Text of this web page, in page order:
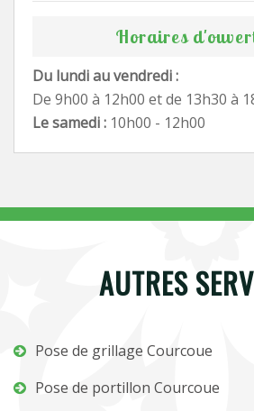
Horaires
Du lundi au vendredi :
De 9h00 à 12h00 et de 13h30 à
Le samedi : 10h00 - 12h00
AUTRES
Pose de grillage Courcoue
Pose de portillon Courcoue